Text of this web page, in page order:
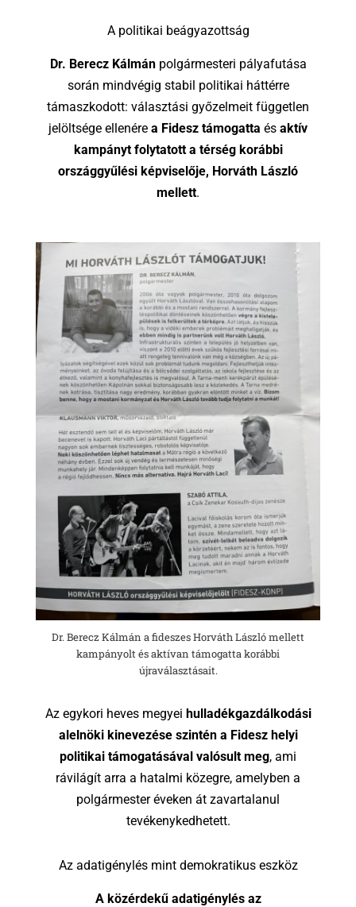
A politikai beágyazottság
Dr. Berecz Kálmánpolgármesteri pályafutása
során mindvégig stabil politikai háttérre
támaszkodott: választási győzelmeit független
jelöltsége ellenére a Fidesz támogatta és aktív
kampányt folytatott a térség korábbi
országgyűlési képviselője, Horváth László
mellett.
Dr. Berecz Kálmán a fideszes Horváth László mellett
kampányolt és aktívan támogatta korábbi
újraválasztásait.
Az egykori heves megyei hulladékgazdálkodási
alelnöki kinevezése szintén a Fidesz helyi
politikai támogatásával valósult meg, ami
rávilágít arra a hatalmi közegre, amelyben a
polgármester éveken át zavartalanul
tevékenykedhetett.
Az adatigénylés mint demokratikus eszköz
A közérdekű adatigénylés az